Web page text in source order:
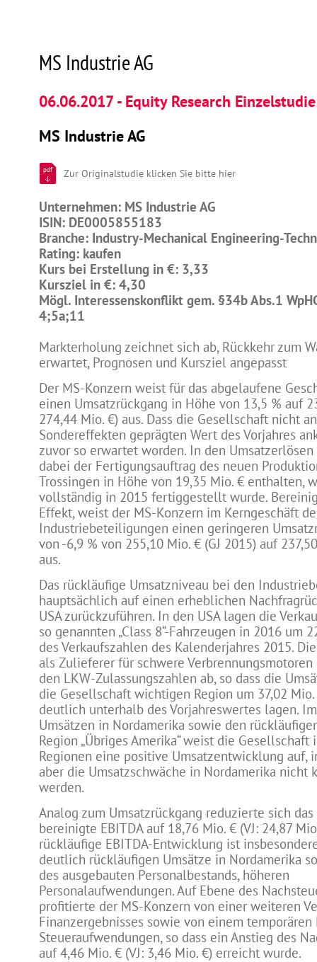
MS Industrie AG
06.06.2017 - Equity Research
MS Industrie AG
pdf Zur Originalstudie klicken Sie bitte hier
Unternehmen: MS Industrie AG
ISIN: DE0005855183
Branche: Industry-Mechanical Engineering-
Rating: kaufen
Kurs bei Erstellung in €: 3,33
Kursziel in €: 4,30
Mögl. Interessenskonflikt gem. §34b Abs.1
4;5a;11
Markterholung zeichnet sich ab, Rückkehr zum
erwartet, Prognosen und Kursziel angepasst
Der MS-Konzern weist für das abgelaufene
einen Umsatzrückgang in Höhe von 13,5 % auf
274,44 Mio. €) aus. Dass die Gesellschaft nicht
Sondereffekten geprägten Wert des Vorjahres
zuvor so erwartet worden. In den Umsatzerlösen
dabei der Fertigungsauftrag des neuen
Trossingen in Höhe von 19,35 Mio. € enthalten,
vollständig in 2015 fertiggestellt wurde.
Effekt, weist der MS-Konzern im Kerngeschäft
Industriebeteiligungen einen geringeren
von -6,9 % von 255,10 Mio. € (GJ 2015) auf
aus.
Das rückläufige Umsatzniveau bei den
hauptsächlich auf einen erheblichen
USA zurückzuführen. In den USA lagen die
so genannten „Class 8“-Fahrzeugen in 2016 um
des Verkaufszahlen des Kalenderjahres 2015.
als Zulieferer für schwere Verbrennungsmotoren
den LKW-Zulassungszahlen ab, so dass die
die Gesellschaft wichtigen Region um 37,02
deutlich unterhalb des Vorjahreswertes lagen.
Umsätzen in Nordamerika sowie den
Region „Übriges Amerika“ weist die
Regionen eine positive Umsatzentwicklung auf,
aber die Umsatzschwäche in Nordamerika nicht
werden.
Analog zum Umsatzrückgang reduzierte sich
bereinigte EBITDA auf 18,76 Mio. € (VJ: 24,87
rückläufige EBITDA-Entwicklung ist
deutlich rückläufigen Umsätze in Nordamerika
des ausgebauten Personalbestands, höheren
Personalaufwendungen. Auf Ebene des
profitierte der MS-Konzern von einer weiteren
Finanzergebnisses sowie von einem temporären
Steueraufwendungen, so dass ein Anstieg des
auf 4,46 Mio. € (VJ: 3,46 Mio. €) erreicht wurde.